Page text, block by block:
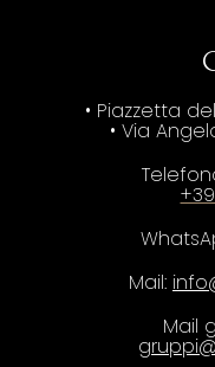
• Piazzetta
• Via
Mail:
Mail